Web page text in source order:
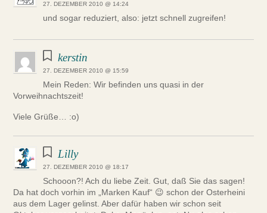
27. DEZEMBER 2010 @ 14:24
und sogar reduziert, also: jetzt schnell zugreifen!
kerstin
27. DEZEMBER 2010 @ 15:59
Mein Reden: Wir befinden uns quasi in der
Vorweihnachtszeit!
Viele Grüße… :o)
Lilly
27. DEZEMBER 2010 @ 18:17
Schooon?! Ach du liebe Zeit. Gut, daß Sie das sagen!
Da hat doch vorhin im „Marken Kauf“ 😉 schon der Osterheini
aus dem Lager gelinst. Aber dafür haben wir schon seit